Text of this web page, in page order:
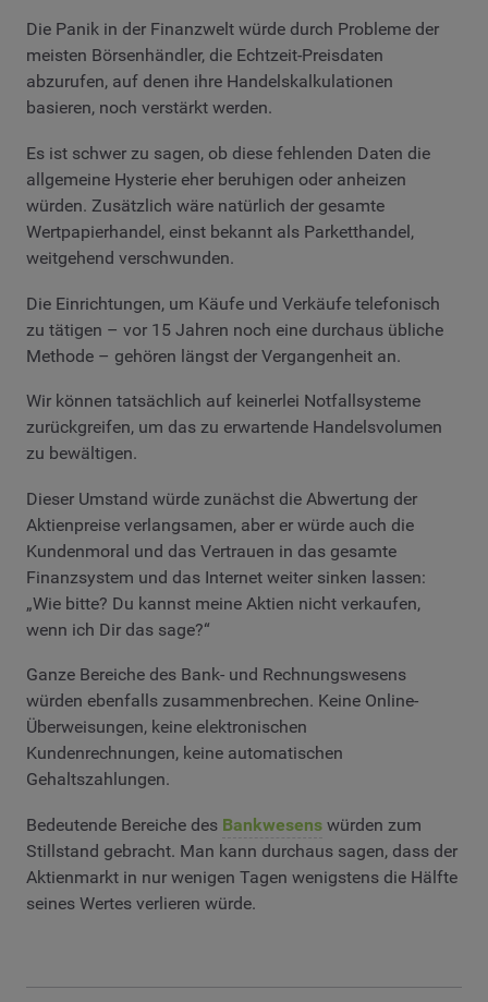
Die Panik in der Finanzwelt würde durch Probleme der
meisten Börsenhändler, die Echtzeit-Preisdaten
abzurufen, auf denen ihre Handelskalkulationen
basieren, noch verstärkt werden.
Es ist schwer zu sagen, ob diese fehlenden Daten die
allgemeine Hysterie eher beruhigen oder anheizen
würden. Zusätzlich wäre natürlich der gesamte
Wertpapierhandel, einst bekannt als Parketthandel,
weitgehend verschwunden.
Die Einrichtungen, um Käufe und Verkäufe telefonisch
zu tätigen – vor 15 Jahren noch eine durchaus übliche
Methode – gehören längst der Vergangenheit an.
Wir können tatsächlich auf keinerlei Notfallsysteme
zurückgreifen, um das zu erwartende Handelsvolumen
zu bewältigen.
Dieser Umstand würde zunächst die Abwertung der
Aktienpreise verlangsamen, aber er würde auch die
Kundenmoral und das Vertrauen in das gesamte
Finanzsystem und das Internet weiter sinken lassen:
„Wie bitte? Du kannst meine Aktien nicht verkaufen,
wenn ich Dir das sage?“
Ganze Bereiche des Bank- und Rechnungswesens
würden ebenfalls zusammenbrechen. Keine Online-
Überweisungen, keine elektronischen
Kundenrechnungen, keine automatischen
Gehaltszahlungen.
Bedeutende Bereiche des Bankwesens würden zum
Stillstand gebracht. Man kann durchaus sagen, dass der
Aktienmarkt in nur wenigen Tagen wenigstens die Hälfte
seines Wertes verlieren würde.